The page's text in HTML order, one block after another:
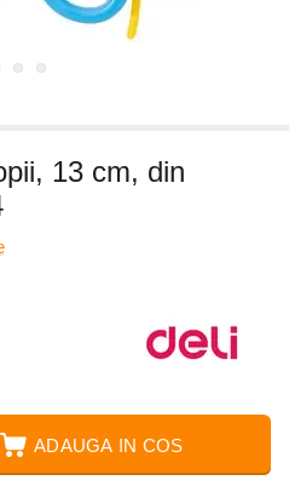
13 cm, din
ADAUGA IN COS